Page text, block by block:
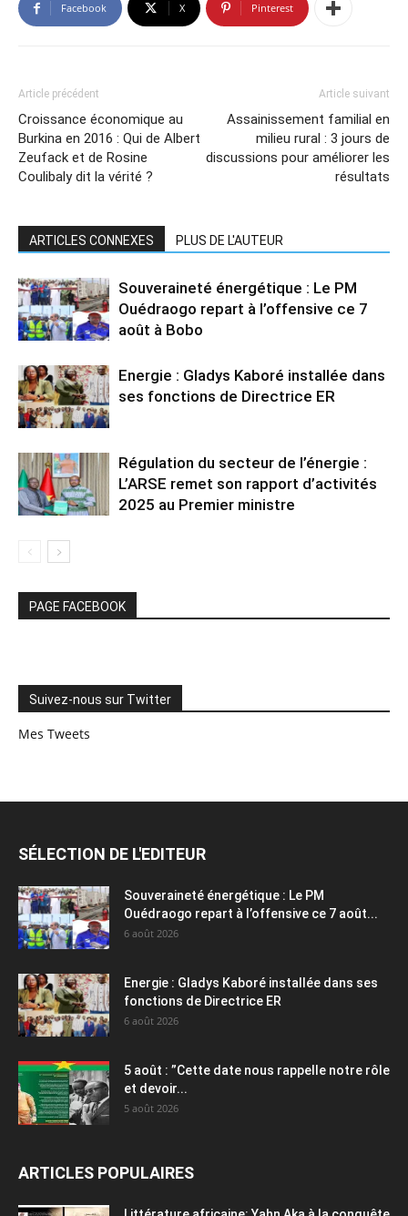
Facebook X Pinterest
Article précédent
Croissance économique au
Burkina en 2016 : Qui de Albert
Zeufack et de Rosine
Coulibaly dit la vérité ?
Article suivant
Assainissement familial en
milieu rural : 3 jours de
discussions pour améliorer les
résultats
ARTICLES CONNEXES PLUS DE L'AUTEUR
Souveraineté énergétique : Le PM
Ouédraogo repart à l’offensive ce 7
août à Bobo
Energie : Gladys Kaboré installée dans
ses fonctions de Directrice ER
Régulation du secteur de l’énergie :
L’ARSE remet son rapport d’activités
2025 au Premier ministre
PAGE FACEBOOK
Suivez-nous sur Twitter
Mes Tweets
SÉLECTION DE L'EDITEUR
Souveraineté énergétique : Le PM
Ouédraogo repart à l’offensive ce 7 août...
6 août 2026
Energie : Gladys Kaboré installée dans ses
fonctions de Directrice ER
6 août 2026
5 août : ”Cette date nous rappelle notre rôle
et devoir...
5 août 2026
ARTICLES POPULAIRES